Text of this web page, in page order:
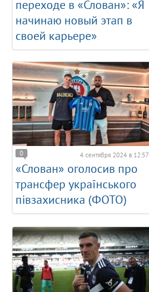
переходе в «Слован»: «Я
начинаю новый этап в
своей карьере»
0 4 сентября 2024 в 12:57
«Слован» оголосив про
трансфер українського
півзахисника (ФОТО)